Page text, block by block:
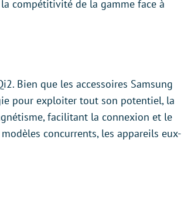
compétitivité de la gamme face à
Bien que les accessoires Samsung
pour exploiter tout son potentiel, la
facilitant la connexion et le
concurrents, les appareils eux-